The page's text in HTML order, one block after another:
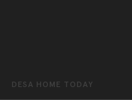
DESA HOME TODAY